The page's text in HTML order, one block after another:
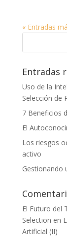
« Entradas
Entradas
Uso de la
Selección de
7 Beneficios
El
Los riesgos
activo
Gestionando
El Futuro del
Selection en
Artificial (II)